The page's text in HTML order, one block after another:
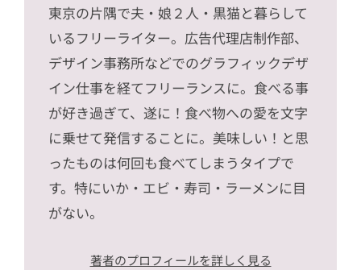
東京の片隅で夫・娘２人・黒猫と暮らして
いるフリーライター。広告代理店制作部、
デザイン事務所などでのグラフィックデザ
イン仕事を経てフリーランスに。食べる事
が好き過ぎて、遂に！食べ物への愛を文字
に乗せて発信することに。美味しい！と思
ったものは何回も食べてしまうタイプで
す。特にいか・エビ・寿司・ラーメンに目
がない。
著者のプロフィールを詳しく見る